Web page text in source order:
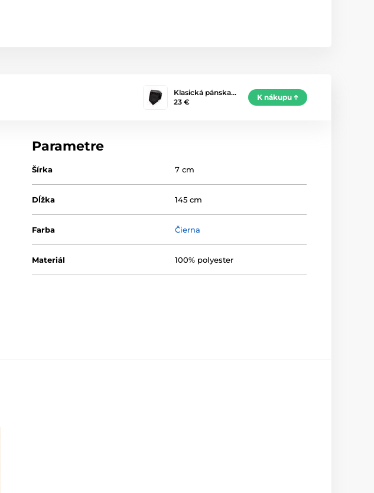
Klasická pánska…
23 €
K nákupu
Parametre
Šírka 7 cm
Dĺžka 145 cm
Farba Čierna
Materiál 100% polyester